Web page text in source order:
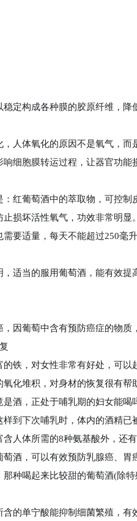
定构成各种膜的胶原纤维，
，人体氧化的原因不是氧气，
细胞膜转运过程，让器官功
：红葡萄酒中的萃取物，可控
止损坏活性氧气，功效非常明
要适量，每天不能超过250毫
适当的服用葡萄酒，能有效
因葡萄中含有预防癌症的物质
铁，对女性非常有好处，可
化堆积，对身材的恢复很有帮
酒，正处于哺乳期的妇女能
到下次哺乳时，体内的酒精已
含人体所需的8种氨基酸外，还
酒，可以有效预防乳腺癌、
种喝起来比较甜的葡萄酒(除
的单宁酸能抑制细菌繁殖，